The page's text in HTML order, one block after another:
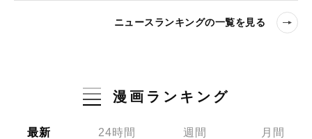
ニュースランキングの一覧を見る
漫画ランキング
最新 24時間 週間 月間